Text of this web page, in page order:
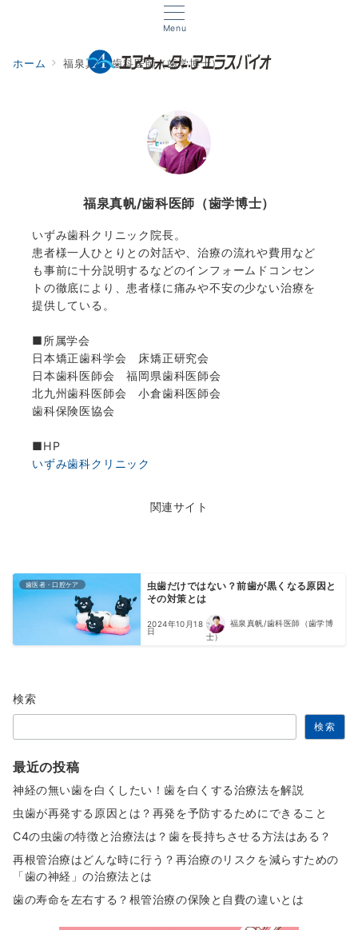
Menu
ホーム 福泉真帆/歯科医師（歯学博士）
福泉真帆/歯科医師（歯学博士）
いずみ歯科クリニック院長。
患者様一人ひとりとの対話や、治療の流れや費用など
も事前に十分説明するなどのインフォームドコンセン
トの徹底により、患者様に痛みや不安の少ない治療を
提供している。
■所属学会
日本矯正歯科学会 床矯正研究会
日本歯科医師会 福岡県歯科医師会
北九州歯科医師会 小倉歯科医師会
歯科保険医協会
■HP
いずみ歯科クリニック
関連サイト
歯医者・口腔ケア
虫歯だけではない？前歯が黒くなる原因と
その対策とは
2024年10月18
日
福泉真帆/歯科医師（歯学博
士）
検索
検索
最近の投稿
神経の無い歯を白くしたい！歯を白くする治療法を解説
虫歯が再発する原因とは？再発を予防するためにできること
C4の虫歯の特徴と治療法は？歯を長持ちさせる方法はある？
再根管治療はどんな時に行う？再治療のリスクを減らすための
「歯の神経」の治療法とは
歯の寿命を左右する？根管治療の保険と自費の違いとは